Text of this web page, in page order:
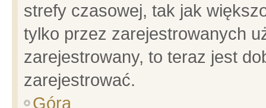
strefy czasowej, tak jak
tylko przez zarejestrowanych
zarejestrowany, to teraz jest
zarejestrować.
Góra